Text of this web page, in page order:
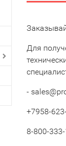
Для
-
+7958-
8-800-